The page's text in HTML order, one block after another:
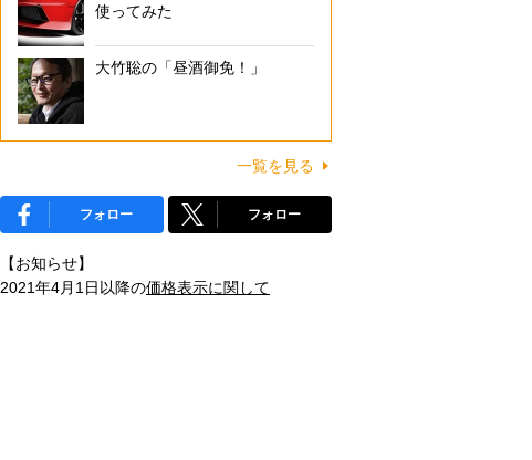
使ってみた
大竹聡の「昼酒御免！」
一覧を見る
フォロー フォロー
【お知らせ】
2021年4月1日以降の価格表示に関して